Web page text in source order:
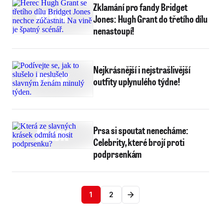
Zklamání pro fandy Bridget
Jones: Hugh Grant do třetího dílu
nenastoupí!
Nejkrásnější i nejstrašlivější
outfity uplynulého týdne!
Prsa si spoutat nenecháme:
Celebrity, které brojí proti
podprsenkám
1 2